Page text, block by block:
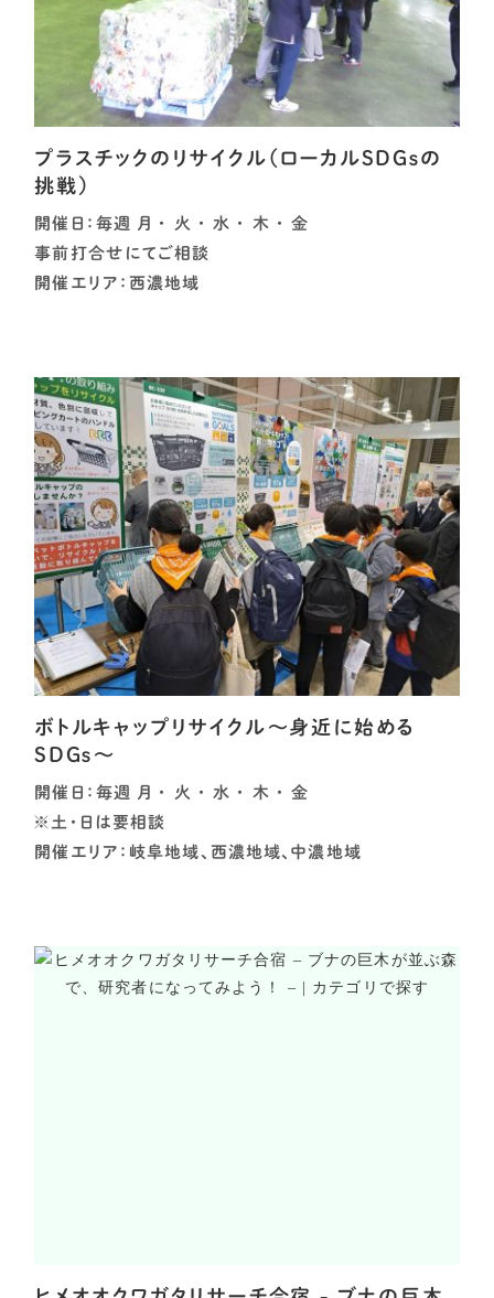
プラスチックのリサイクル（ローカルSDGｓの
挑戦）
開催日：毎週 月 ・ 火 ・ 水 ・ 木 ・ 金
事前打合せにてご相談
開催エリア：西濃地域
ボトルキャップリサイクル～身近に始める
SDGｓ～
開催日：毎週 月 ・ 火 ・ 水 ・ 木 ・ 金
※土・日は要相談
開催エリア：岐阜地域、西濃地域、中濃地域